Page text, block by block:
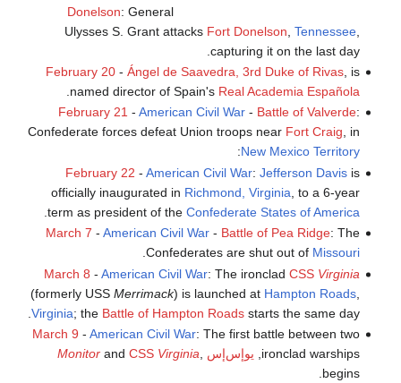
Donelson: General
Ulysses S. Grant attacks Fort Donelson Tennessee,
capturing it on the last day.
February 20- Ángel de Saavedra, 3rd Duke of Rivas, is
named director of Spain's Real Academia Española
February 21 - American Civil War- Battle of Valverde:
Confederate forces defeat Union troops near Fort Craig, in
New Mexico Territory
:
February 22 - American Civil War: Jefferson Davisis
officially inaugurated in Richmond, Virginia , to a 6-year
term as president of the Confederate States of America
March 7 - American Civil War- Battle of Pea Ridge: The
Confederates are shut out of Missouri
March 8 - American Civil War: The ironclad CSS Virginia
(formerly USS Merrimack) is launched at Hampton Roads,
Virginia; the Battle of Hampton Roadsstarts the same day.
March 9 - American Civil War: The first battle between two
ironclad warships,
يوإس‌إس Monitorand CSS Virginia
begins.